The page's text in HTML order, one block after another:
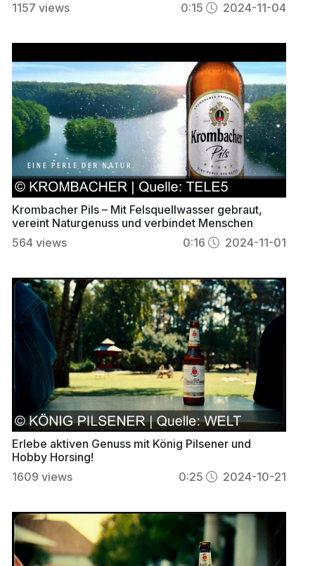
1157 views 0:15 2024-11-04
Krombacher Pils – Mit Felsquellwasser gebraut,
vereint Naturgenuss und verbindet Menschen
564 views 0:16 2024-11-01
Erlebe aktiven Genuss mit König Pilsener und
Hobby Horsing!
1609 views 0:25 2024-10-21